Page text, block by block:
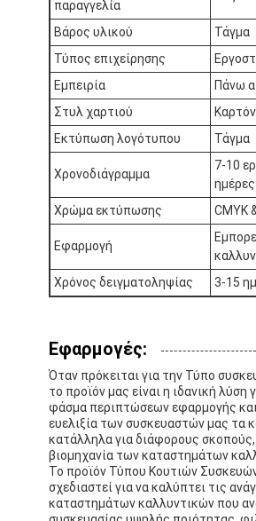
Επισκέψεις στο εργοστάσιο
Ποιοτικός έλεγχος
Επικοινωνήστε μαζί μας
Ειδήσεις
εκτύπωση συσκευαστικών κουτιών
Καλλυντικό συσκευάζοντας
Κουτί συσκευασίας ηλεκτρονικών
Άκαμπτο κιβώτιο δώρων
πτυσσόμενο χαρτοκιβώτιο
Πίνακα απεικόνισης μετρητή
Εμπορικές συσκευές για τα
παραγγελία
Βάρος υλικού
Τάγμα
Τύπος επιχείρησης
Εμπειρία
Πάνω
Στυλ χαρτιού
Εκτύπωση λογότυπου
Τάγμα
Χρονοδιάγραμμα
7-10
ημέρες
Χρώμα εκτύπωσης
CMYK
Εφαρμογή
Χρόνος δειγματοληψίας
3-15
Εφαρμογές:
Όταν πρόκειται για την Τύπο
το προϊόν μας είναι η ιδανική λύση
φάσμα περιπτώσεων εφαρμογής και
ευελιξία των συσκευαστών μας τα
κατάλληλα για διάφορους σκοπούς,
βιομηχανία των καταστημάτων
Το προϊόν Τύπου Κουτιών
σχεδιαστεί για να καλύπτει τις
καταστημάτων καλλυντικών που